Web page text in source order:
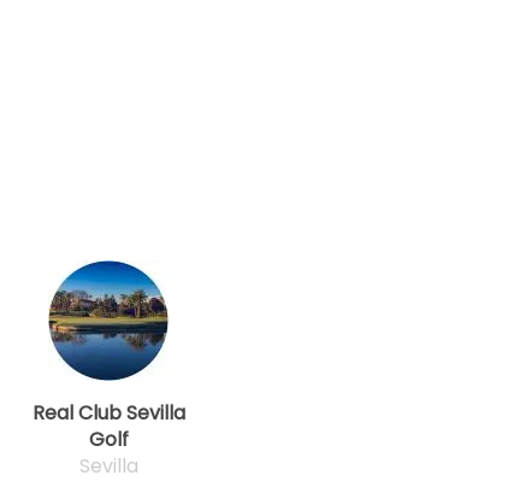
Real Club Sevilla
Golf
Sevilla